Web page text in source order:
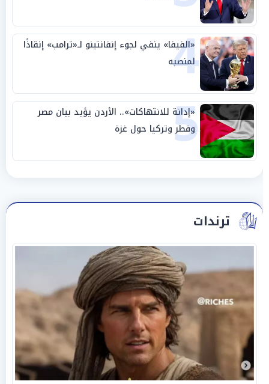
4
«الفيفا» ينفي لجوء إنفانتينو لـ«ترامب» إنقاذًا
لمنصبه
5
«إدانة للانتهاكات».. الأردن يؤيد بيان مصر
وقطر وتركيا حول غزة
ترندات